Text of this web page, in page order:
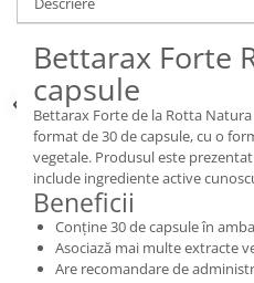
Bettarax Forte
capsule
Bettarax Forte de la Rotta
format de 30 de capsule, cu o
vegetale. Produsul este
include ingrediente active
Beneficii
Conține 30 de capsule în
Asociază mai multe extracte
Are recomandare de